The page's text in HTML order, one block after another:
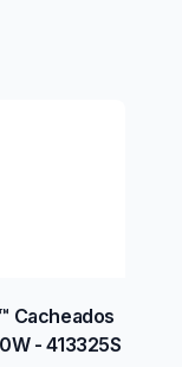
Cacheados
- 413325S